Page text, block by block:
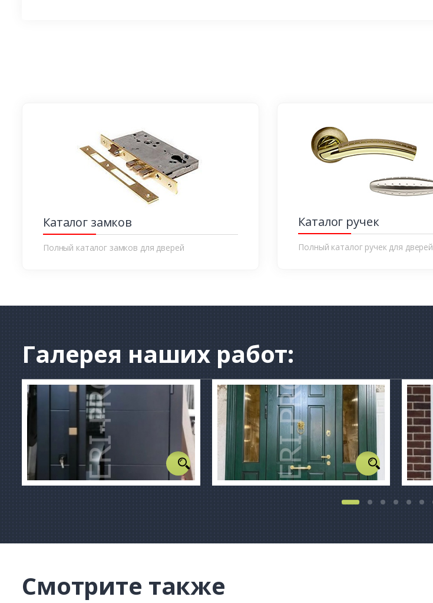
Каталог замков
Полный каталог замков для дверей
Каталог ручек
Полный каталог ручек для дверей
Галерея наших работ:
Смотрите также